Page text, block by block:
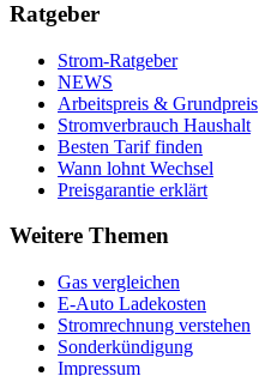
Ratgeber
Strom-Ratgeber
NEWS
Arbeitspreis & Grundpreis
Stromverbrauch Haushalt
Besten Tarif finden
Wann lohnt Wechsel
Preisgarantie erklärt
Weitere Themen
Gas vergleichen
E-Auto Ladekosten
Stromrechnung verstehen
Sonderkündigung
Impressum